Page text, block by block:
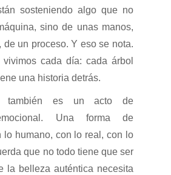
sosteniendo algo que no
sino de unas manos,
de un proceso. Y eso se nota.
cada día: cada árbol
una historia detrás.
también es un acto de
Una forma de
lo humano, con lo real, con lo
que no todo tiene que ser
la belleza auténtica necesita